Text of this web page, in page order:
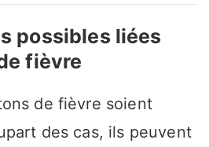
possibles liées
fièvre
de fièvre soient
des cas, ils peuvent